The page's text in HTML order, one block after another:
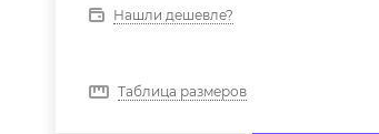
Нашли дешевле?
Таблица размеров